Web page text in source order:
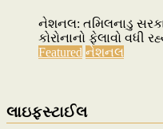
નેશનલ: તમિલનાડુ
કોરોનાનો ફેલાવો વધી
Featured નેશનલ
લાઇફસ્ટાઈલ